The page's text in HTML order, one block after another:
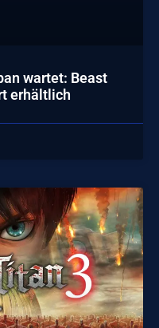
wartet: Beast
erhältlich